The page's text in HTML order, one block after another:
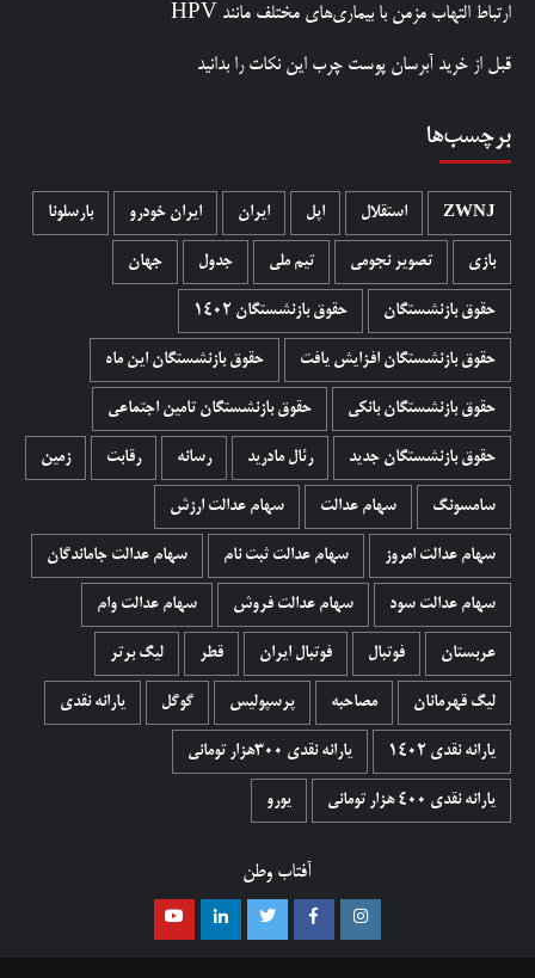
ارتباط التهاب مزمن با بیماری‌های مختلف مانند HPV
قبل از خرید آبرسان پوست چرب این نکات را بدانید
برچسب‌ها
ZWNJ استقلال اپل ایران ایران خودرو بارسلونا
بازی تصویر نجومی تیم ملی جدول جهان
حقوق بازنشستگان حقوق بازنشستگان 1402
حقوق بازنشستگان افزایش یافت حقوق بازنشستگان این ماه
حقوق بازنشستگان بانکی حقوق بازنشستگان تامین اجتماعی
حقوق بازنشستگان جدید رئال مادرید رسانه رقابت زمین
سامسونگ سهام عدالت سهام عدالت ارزش
سهام عدالت امروز سهام عدالت ثبت نام سهام عدالت جاماندگان
سهام عدالت سود سهام عدالت فروش سهام عدالت وام
عربستان فوتبال فوتبال ایران قطر لیگ برتر
لیگ قهرمانان مصاحبه پرسپولیس گوگل یارانه نقدی
یارانه نقدی 1402 یارانه نقدی ۳۰۰هزار تومانی
یارانه نقدی ۴۰۰ هزار تومانی یورو
آفتاب وطن
اینستاگرام فیسبوک توییتر لینکدین یوتیوب